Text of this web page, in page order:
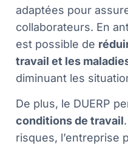
adaptées pour
collaborateurs. En
est possible de
travail et les
diminuant les
De plus, le DUERP
conditions de travail
risques, l’entreprise